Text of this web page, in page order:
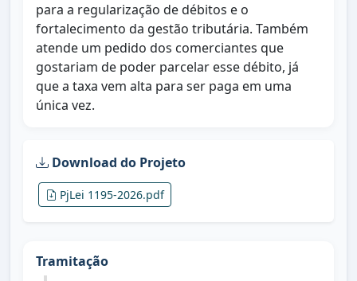
para a regularização de débitos e o
fortalecimento da gestão tributária. Também
atende um pedido dos comerciantes que
gostariam de poder parcelar esse débito, já
que a taxa vem alta para ser paga em uma
única vez.
Download do Projeto
PjLei 1195-2026.pdf
Tramitação